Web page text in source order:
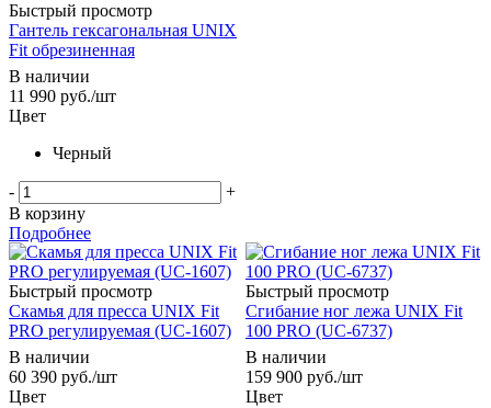
Быстрый просмотр
Гантель гексагональная UNIX
Fit обрезиненная
В наличии
11 990 руб./шт
Цвет
Черный
-
+
В корзину
Подробнее
Быстрый просмотр
Cкамья для пресса UNIX Fit
PRO регулируемая (UC-1607)
В наличии
60 390 руб./шт
Цвет
Быстрый просмотр
Cгибание ног лежа UNIX Fit
100 PRO (UC-6737)
В наличии
159 900 руб./шт
Цвет